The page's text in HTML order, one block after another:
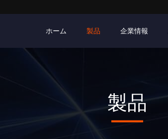
ホーム 製品 企業情報
製品